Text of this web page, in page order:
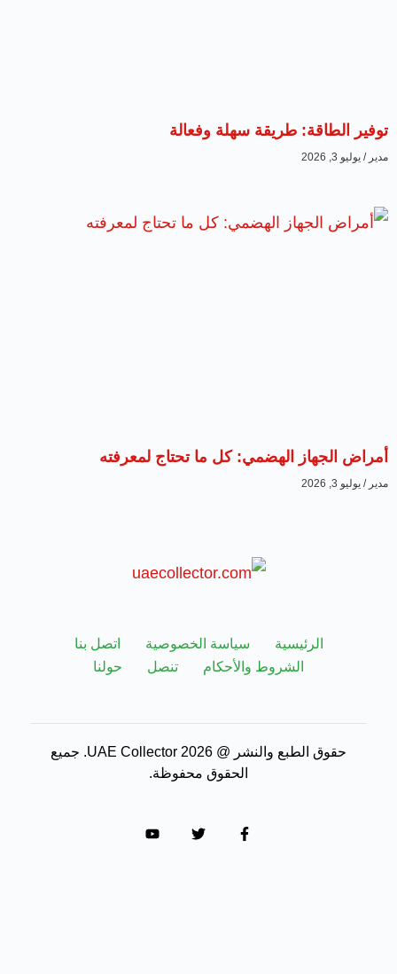
توفير الطاقة: طريقة سهلة وفعالة
مدير يوليو 3, 2026
أمراض الجهاز الهضمي: كل ما تحتاج لمعرفته
مدير يوليو 3, 2026
الرئيسية سياسة الخصوصية
اتصل بنا
الشروط والأحكام
تنصل حولنا
حقوق الطبع والنشر @ 2026 UAE Collector. جميع
الحقوق محفوظة.